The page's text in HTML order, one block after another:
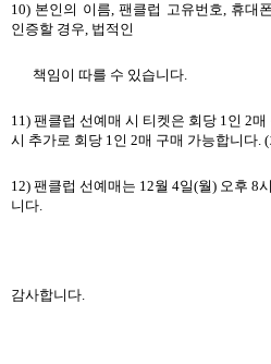
10) 본인의 이름,팬클럽 고유번호, 휴대
인증할 경우, 법적인
책임이 따를 수 있습니다.
11) 팬클럽 선예매 시 티켓은 회당 1인 2매
시 추가로 회당 1인 2매 구매 가능합니다. (
12) 팬클럽 선예매는 12월 4일(월) 오후 8
니다.
감사합니다.